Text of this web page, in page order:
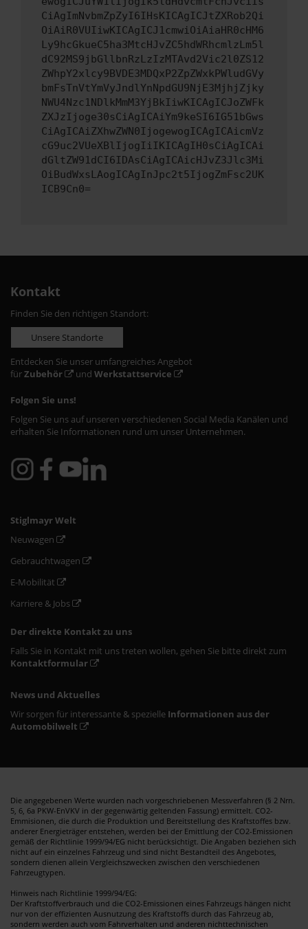
CiAgImNvbmZpZyI6IHsKICAgICJtZXRob2Qi
OiAiR0VUIiwKICAgICJ1cmwiOiAiaHR0cHM6
Ly9hcGkueC5ha3MtcHJvZC5hdWRhcmlzLm5l
dC92MS9jbGllbnRzLzIzMTAvd2Vic2l0ZS12
ZWhpY2xlcy9BVDE3MDQxP2ZpZWxkPWludGVy
bmFsTnVtYmVyJndlYnNpdGU9NjE3MjhjZjky
NWU4Nzc1NDlkMmM3YjBkIiwKICAgICJoZWFk
ZXJzIjoge30sCiAgICAiYm9keSI6IG51bGws
CiAgICAiZXhwZWN0IjogewogICAgICAicmVz
cG9uc2VUeXBlIjogIiIKICAgIH0sCiAgICAi
dGltZW91dCI6IDAsCiAgICAicHJvZ3Jlc3Mi
OiBudWxsLAogICAgInJpc2t5IjogZmFsc2UK
ICB9Cn0=
Kontakt
Finden Sie den richtigen Standort:
Unsere Standorte
Entdecken Sie unser umfangreiches Angebot
fürZubehör und Werkstattservice
Folgen Sie uns!
Folgen Sie uns auf unseren verschiedenen Social Media Kanälen und
erhalten Sie Informationen rund um unser Unternehmen.
Stiglmayr Welt
Neuwagen
Gebrauchtwagen
E-Mobilität
Karriere & Jobs
Der direkte Kontakt zu uns
Falls Sie in Kontakt mit uns treten wollen, gehen Sie bitte direkt zum
Kontaktformular
News und Aktuelles
Wir sorgen für interessante & spezielle Informationen aus der
Automobilwelt
Die angegebenen Werte wurden nach vorgeschriebenen Messverfahren (§ 2 Nrn.
5, 6, 6a PKW-EnVKV in der gegenwärtig geltenden Fassung) ermittelt. CO2-
Emmisionen, die durch die Produktion und Bereitstellung des Kraftstoffes bzw.
anderer Energieträger entstehen, werden bei der Emittlung der CO2-Emissionen
gemäß der Richtlinie 1999/94/EG nicht berücksichtigt. Die Angaben beziehen sich
nicht auf ein einzelnes Fahrzeug und sind nicht Bestandteil des Angebotes,
sondern dienen allein Vergleichszwecken zwischen den verschiedenen
Fahrzeugtypen.
Hinweis nach Richtlinie 1999/94/EG:
Der Kraftstoffverbrauch und die CO2-Emissionen eines Fahrzeugs hängen nicht
nur von der effizienten Ausnutzung des Kraftstoffs durch das Fahrzeug ab,
sondern werden auch vom Fahrverhalten und anderen nichttechnischen